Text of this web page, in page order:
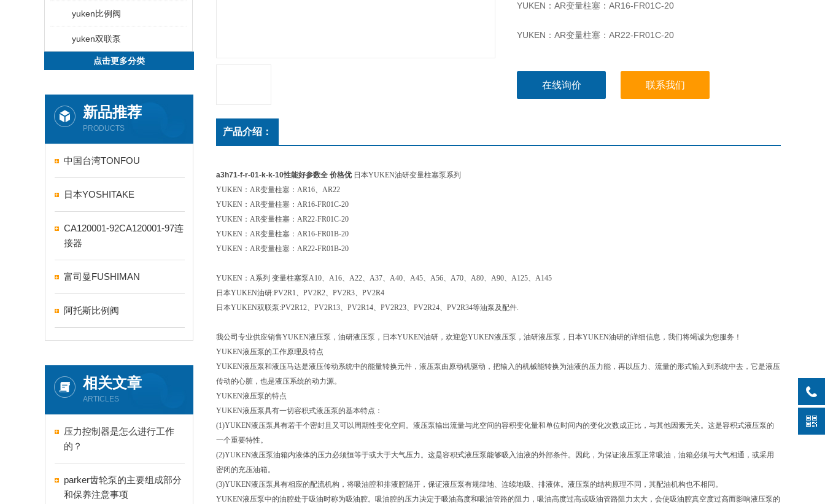
yuken比例阀
yuken双联泵
点击更多分类
新品推荐
PRODUCTS
中国台湾TONFOU
日本YOSHITAKE
CA120001-92CA120001-97连
接器
富司曼FUSHIMAN
阿托斯比例阀
相关文章
ARTICLES
压力控制器是怎么进行工作
的？
parker齿轮泵的主要组成部分
和保养注意事项
YUKEN：AR变量柱塞：AR16-FR01C-20
YUKEN：AR变量柱塞：AR22-FR01C-20
在线询价 联系我们
产品介绍：
a3h71-f-r-01-k-k-10性能好参数全 价格优 日本YUKEN油研变量柱塞泵系列
YUKEN ：AR变量柱塞：AR16、AR22
YUKEN ：AR变量柱塞：AR16-FR01C-20
YUKEN ：AR变量柱塞：AR22-FR01C-20
YUKEN ：AR变量柱塞：AR16-FR01B-20
YUKEN ：AR变量柱塞：AR22-FR01B-20
YUKEN ：A系列 变量柱塞泵A10、A16、A22、A37、A40、A45、A56、A70、A80、A90、A125、A145
日本YUKEN油研:PV2R1、PV2R2、PV2R3、PV2R4
日本YUKEN双联泵:PV2R12、PV2R13、PV2R14、PV2R23、PV2R24、PV2R34等油泵及配件.
我公司专业供应销售YUKEN液压泵，油研液压泵，日本YUKEN油研，欢迎您YUKEN液压泵，油研液压泵，日本YUKEN油研的详细信息，我们将竭诚为您服务！
YUKEN液压泵的工作原理及特点
YUKEN液压泵和液压马达是液压传动系统中的能量转换元件，液压泵由原动机驱动，把输入的机械能转换为油液的压力能，再以压力、流量的形式输入到系统中去，它是液压
传动的心脏，也是液压系统的动力源。
YUKEN液压泵的特点
YUKEN液压泵具有一切容积式液压泵的基本特点：
(1)YUKEN液压泵具有若干个密封且又可以周期性变化空间。液压泵输出流量与此空间的容积变化量和单位时间内的变化次数成正比，与其他因素无关。这是容积式液压泵的
一个重要特性。
(2)YUKEN液压泵油箱内液体的压力必须恒等于或大于大气压力。这是容积式液压泵能够吸入油液的外部条件。因此，为保证液压泵正常吸油，油箱必须与大气相通，或采用
密闭的充压油箱。
(3)YUKEN液压泵具有相应的配流机构，将吸油腔和排液腔隔开，保证液压泵有规律地、连续地吸、排液体。液压泵的结构原理不同，其配油机构也不相同。
YUKEN液压泵中的油腔处于吸油时称为吸油腔。吸油腔的压力决定于吸油高度和吸油管路的阻力，吸油高度过高或吸油管路阻力太大，会使吸油腔真空度过高而影响液压泵的